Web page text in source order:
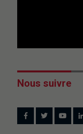
Nous suivre